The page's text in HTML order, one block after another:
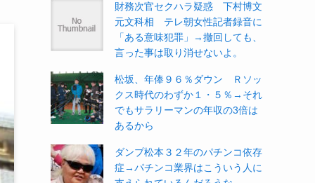
財務次官セクハラ疑惑 下村博文
元文科相 テレ朝女性記者録音に
「ある意味犯罪」→撤回しても、
言った事は取り消せないよ。
松坂、年俸９６％ダウン Ｒソッ
クス時代のわずか１・５％→それ
でもサラリーマンの年収の3倍は
あるから
ダンプ松本３２年のパチンコ依存
症→パチンコ業界はこういう人に